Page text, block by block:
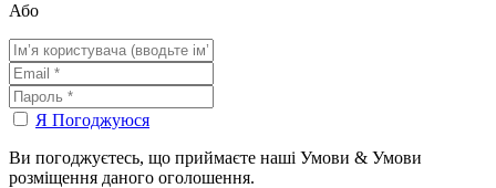
Або
Я Погоджуюся
Ви погоджуєтесь, що приймаєте наші Умови & Умови
розміщення даного оголошення.